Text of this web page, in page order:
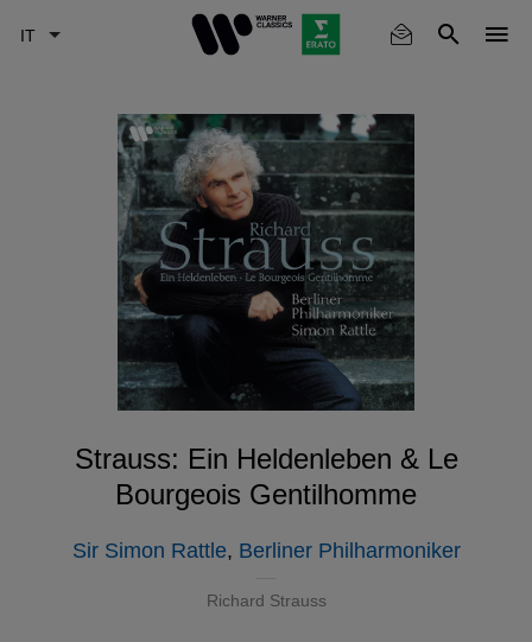
Strauss: Ein Heldenleben & Le
Bourgeois Gentilhomme
Sir Simon Rattle, Berliner Philharmoniker
Richard Strauss